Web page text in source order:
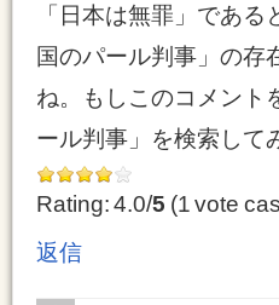
「日本は無罪」であ
国のパール判事」の存
ね。もしこのコメント
ール判事」を検索して
Rating: 4.0/5 (1 vote
返信